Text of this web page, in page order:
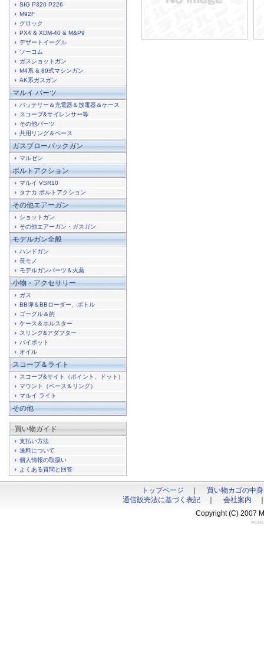
SIG P320 P226
M92F
グロック
PX4 & XDM-40 & M&P9
デザートイーグル
ソーコム
ガスショットガン
M4系 & 89式マシンガン
AK系ガスガン
マルイ パーツ
バッテリー＆充電器＆放電器＆ケース
スコープ&サイレンサー等
その他パーツ
共用リング＆ベース
ガスブローバックガン
マルゼン
ボルトアクション
マルイ VSR10
タナカ ボルトアクション
その他エアーガン
ショットガン
その他エアーガン・ガスガン
モデルガン全般
ハンドガン
長モノ
モデルガンパーツ＆火薬
小物・アクセサリー
ガス
BB弾＆BBローダー、ボトル
ゴーグル＆的
ケース＆ホルスター
スリング&アダプター
バイポット
オイル
スコープ＆ライト
スコープ&サイト（ポイント、ドット）
マウント（ベース＆リング）
マルイ ライト
その他
買い物ガイド
支払い方法
送料について
個人情報の取扱い
よくある質問と回答
トップページ
買い物カゴの中
通信販売法に基づく表記
会社案内
Copyright (C) 2007